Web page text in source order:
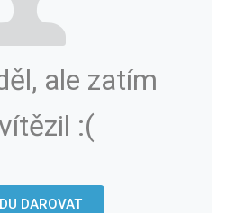
ale zatím
:(
DAROVAT